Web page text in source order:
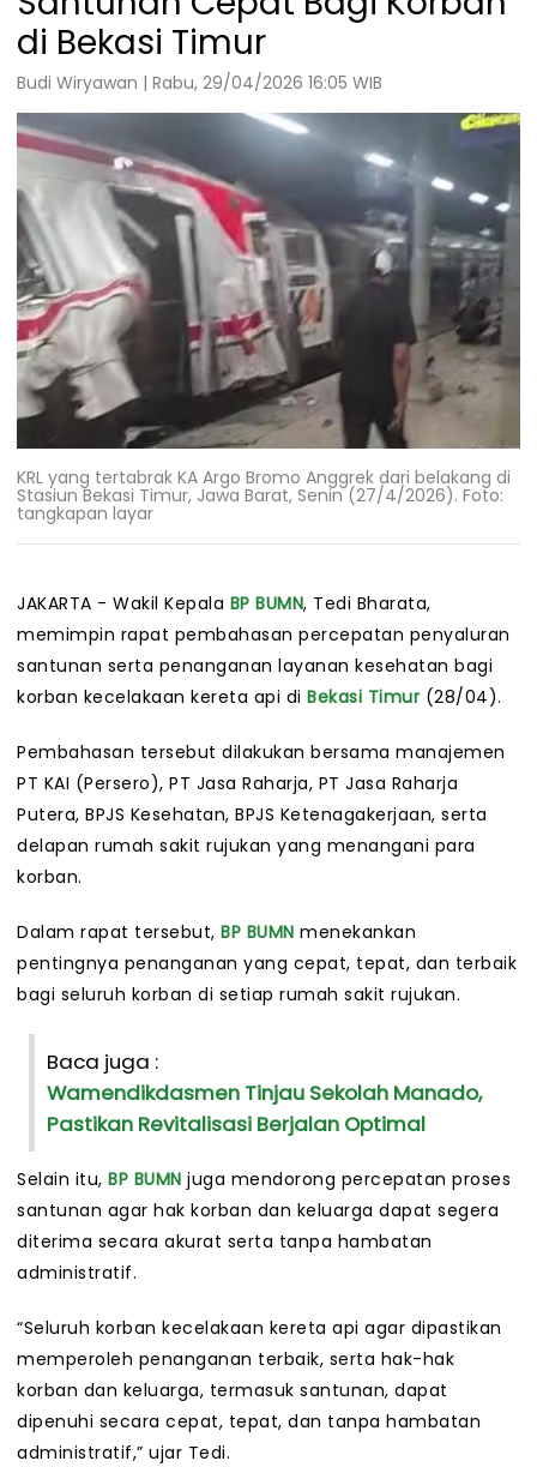
di Bekasi Timur
Budi Wiryawan | Rabu, 29/04/2026 16:05 WIB
KRL yang tertabrak KA Argo Bromo Anggrek dari belakang di
Stasiun Bekasi Timur, Jawa Barat, Senin (27/4/2026). Foto:
tangkapan layar
JAKARTA - Wakil Kepala BP BUMN, Tedi Bharata,
memimpin rapat pembahasan percepatan penyaluran
santunan serta penanganan layanan kesehatan bagi
korban kecelakaan kereta api di Bekasi Timur (28/04).
Pembahasan tersebut dilakukan bersama manajemen
PT KAI (Persero), PT Jasa Raharja, PT Jasa Raharja
Putera, BPJS Kesehatan, BPJS Ketenagakerjaan, serta
delapan rumah sakit rujukan yang menangani para
korban.
Dalam rapat tersebut, BP BUMN menekankan
pentingnya penanganan yang cepat, tepat, dan terbaik
bagi seluruh korban di setiap rumah sakit rujukan.
Baca juga :
Wamendikdasmen Tinjau Sekolah Manado,
Pastikan Revitalisasi Berjalan Optimal
Selain itu, BP BUMN juga mendorong percepatan proses
santunan agar hak korban dan keluarga dapat segera
diterima secara akurat serta tanpa hambatan
administratif.
“Seluruh korban kecelakaan kereta api agar dipastikan
memperoleh penanganan terbaik, serta hak-hak
korban dan keluarga, termasuk santunan, dapat
dipenuhi secara cepat, tepat, dan tanpa hambatan
administratif,” ujar Tedi.